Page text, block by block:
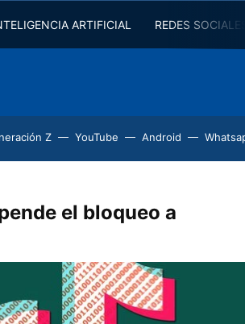
ARTIFICIAL REDES
Z YouTube Android
el bloqueo a